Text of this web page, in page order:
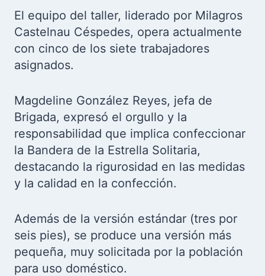
El equipo del taller, liderado por Milagros
Castelnau Céspedes, opera actualmente
con cinco de los siete trabajadores
asignados.
Magdeline González Reyes, jefa de
Brigada, expresó el orgullo y la
responsabilidad que implica confeccionar
la Bandera de la Estrella Solitaria,
destacando la rigurosidad en las medidas
y la calidad en la confección.
Además de la versión estándar (tres por
seis pies), se produce una versión más
pequeña, muy solicitada por la población
para uso doméstico.